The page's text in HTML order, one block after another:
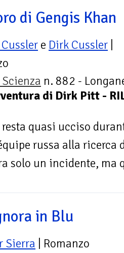
di Gengis Khan
e Dirk Cussler
n. 882 -
di Dirk Pitt -
quasi ucciso
russa alla ricerca
solo un incidente, ma
in Blu
Sierra | Romanzo